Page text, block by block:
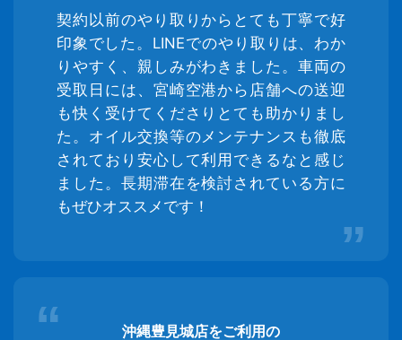
契約以前のやり取りからとても丁寧で好
印象でした。LINEでのやり取りは、わか
りやすく、親しみがわきました。車両の
受取日には、宮崎空港から店舗への送迎
も快く受けてくださりとても助かりまし
た。オイル交換等のメンテナンスも徹底
されており安心して利用できるなと感じ
ました。長期滞在を検討されている方に
もぜひオススメです！
沖縄豊見城店をご利用の